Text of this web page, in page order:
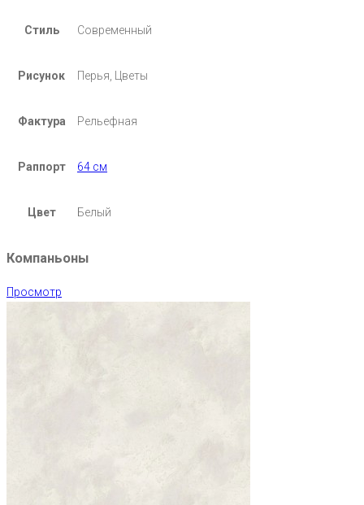
Стиль Современный
Рисунок Перья, Цветы
Фактура Рельефная
Раппорт 64 см
Цвет Белый
Компаньоны
Просмотр